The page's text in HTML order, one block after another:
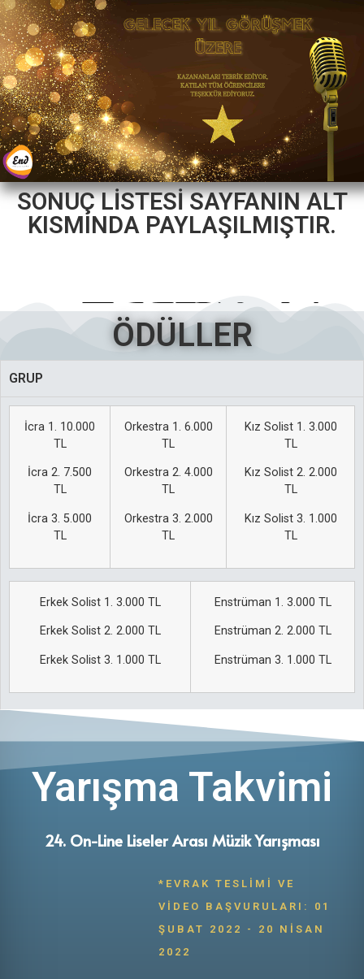
SONUÇ LİSTESİ SAYFANIN ALT
KISMINDA PAYLAŞILMIŞTIR.
ÖDÜLLER
GRUP
İcra 1. 10.000
TL
İcra 2. 7.500
TL
İcra 3. 5.000
TL
Orkestra 1. 6.000
TL
Orkestra 2. 4.000
TL
Orkestra 3. 2.000
TL
Kız Solist 1. 3.000
TL
Kız Solist 2. 2.000
TL
Kız Solist 3. 1.000
TL
Erkek Solist 1. 3.000 TL
Erkek Solist 2. 2.000 TL
Erkek Solist 3. 1.000 TL
Enstrüman 1. 3.000 TL
Enstrüman 2. 2.000 TL
Enstrüman 3. 1.000 TL
Yarışma Takvimi
24. On-Line Liseler Arası Müzik Yarışması
*EVRAK TESLIMI VE
VIDEO BAŞVURULARI: 01
ŞUBAT 2022 - 20 NISAN
2022